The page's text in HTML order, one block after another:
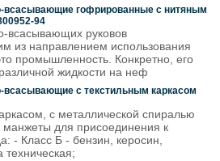
всасывающие гофрированные с нитяным
94
всасывающих руковов
из направлением использования
промышленность. Конкретно, его
жидкости на неф
всасывающие с текстильным каркасом
с металлической спиралью
для присоединения к
- Класс Б - бензин, керосин,